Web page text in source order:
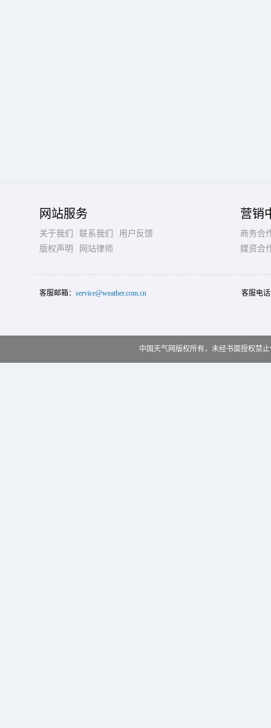
网站服务
关于我们 联系我们
用户反馈
版权声明
网站律师
营销
商务合
媒资合
客服邮箱： service@weather.com.cn 客服电
中国天气网版权所有，未经书面授权